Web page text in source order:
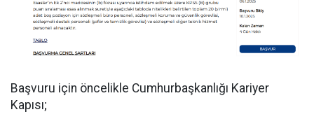
Başvuru için öncelikle Cumhurbaşkanlığı Kariyer
Kapısı;